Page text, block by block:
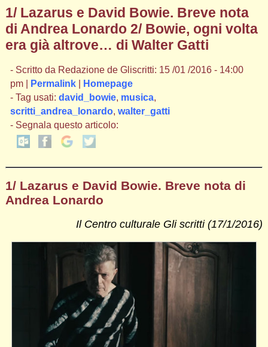
1/ Lazarus e David Bowie. Breve nota
di Andrea Lonardo 2/ Bowie, ogni volta
era già altrove… di Walter Gatti
- Scritto da Redazione de Gliscritti: 15 /01 /2016 - 14:00
pm |
Permalink|
Homepage
- Tag usati: david_bowie, musica,
scritti_andrea_lonardo, walter_gatti
- Segnala questo articolo:
1/ Lazarus e David Bowie. Breve nota di
Andrea Lonardo
Il Centro culturale Gli scritti (17/1/2016)